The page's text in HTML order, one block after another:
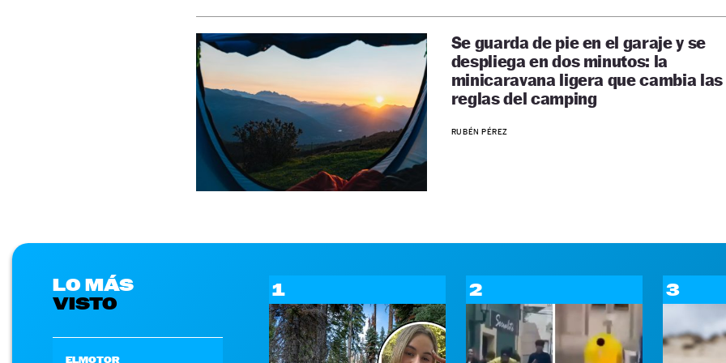
Se guarda de pie en el garaje y se
despliega en dos minutos: la
minicaravana ligera que cambia las
reglas del camping
RUBÉN PÉREZ
LO MÁS
VISTO
ELMOTOR
1 2 3